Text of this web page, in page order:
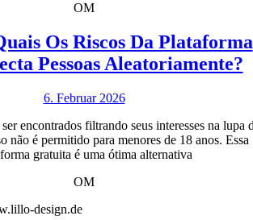
Free
OM
Os Riscos Da Plataforma
Pessoas Aleatoriamente?
6. Februar 20266.
2026
encontrados filtrando seus interesses na lupa
não é permitido para menores de 18 anos. Essa
gratuita é uma ótima alternativa
OM
design.de